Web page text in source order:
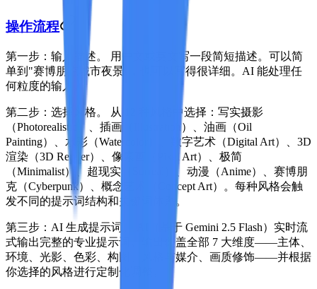
操作流程
第一步：输入描述。
用中文或英文写一段简短描述。可以简
单到"赛博朋克城市夜景"，也可以写得很详细。AI 能处理任
何粒度的输入。
第二步：选择风格。
从 12 种风格中选择：写实摄影
（Photorealistic）、插画（Illustration）、油画（Oil
Painting）、水彩（Watercolor）、数字艺术（Digital Art）、3D
渲染（3D Render）、像素画（Pixel Art）、极简
（Minimalist）、超现实（Surreal）、动漫（Anime）、赛博朋
克（Cyberpunk）、概念艺术（Concept Art）。每种风格会触
发不同的提示词结构和关键词体系。
第三步：AI 生成提示词。
AI（基于 Gemini 2.5 Flash）实时流
式输出完整的专业提示词。输出覆盖全部 7 大维度——主体、
环境、光影、色彩、构图、风格与媒介、画质修饰——并根据
你选择的风格进行定制化调整。